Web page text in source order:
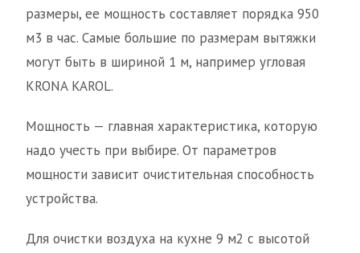
размеры, ее мощность составляет порядка 950
м3 в час. Самые большие по размерам вытяжки
могут быть в шириной 1 м, например угловая
KRONA KAROL.
Мощность — главная характеристика, которую
надо учесть при выбире. От параметров
мощности зависит очистительная способность
устройства.
Для очистки воздуха на кухне 9 м2 с высотой